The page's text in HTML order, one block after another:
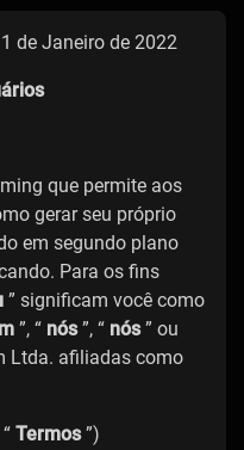
de Janeiro de 2022
que permite aos
gerar seu próprio
em segundo plano
Para os fins
” significam você como
”, “ nós”, “ nós” ou
Ltda. afiliadas como
Termos”)